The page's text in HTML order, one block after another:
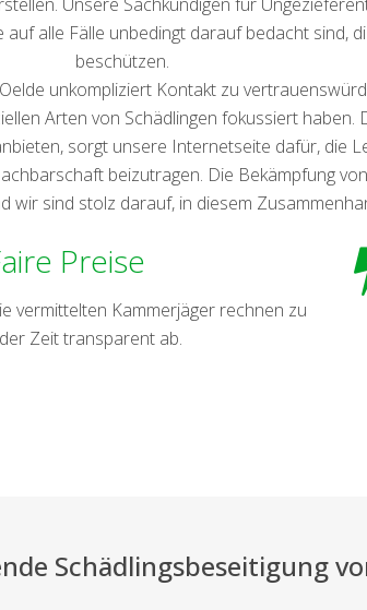
alle Fälle unbedingt darauf bedacht sind,
beschützen.
unkompliziert Kontakt zu
Arten von Schädlingen fokussiert haben.
sorgt unsere Internetseite dafür, die
beizutragen. Die Bekämpfung
sind stolz darauf, in diesem
Preise
vermittelten Kammerjäger rechnen zu
Zeit transparent ab.
Schädlingsbeseitigung